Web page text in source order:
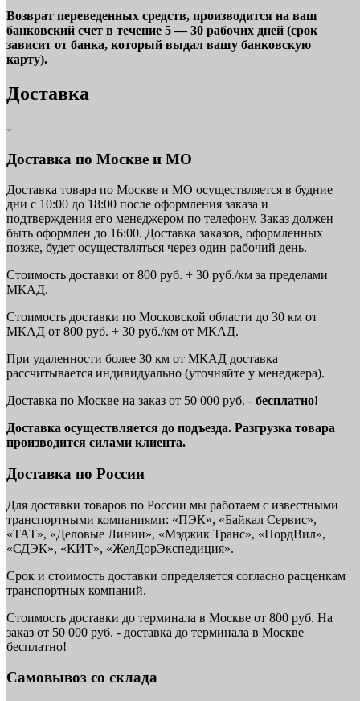
Возврат переведенных средств, производится на ваш
банковский счет в течение 5 — 30 рабочих дней (срок
зависит от банка, который выдал вашу банковскую
карту).
Доставка
Доставка по Москве и МО
Доставка товара по Москве и МО осуществляется в будние
дни с 10:00 до 18:00 после оформления заказа и
подтверждения его менеджером по телефону. Заказ должен
быть оформлен до 16:00. Доставка заказов, оформленных
позже, будет осуществляться через один рабочий день.
Стоимость доставки от 800 руб. + 30 руб./км за пределами
МКАД.
Стоимость доставки по Московской области до 30 км от
МКАД от 800 руб. + 30 руб./км от МКАД.
При удаленности более 30 км от МКАД доставка
рассчитывается индивидуально (уточняйте у менеджера).
Доставка по Москве на заказ от 50 000 руб. - бесплатно!
Доставка осуществляется до подъезда. Разгрузка товара
производится силами клиента.
Доставка по России
Для доставки товаров по России мы работаем с известными
транспортными компаниями: «ПЭК», «Байкал Сервис»,
«ТАТ», «Деловые Линии», «Мэджик Транс», «НордВил»,
«СДЭК», «КИТ», «ЖелДорЭкспедиция».
Срок и стоимость доставки определяется согласно расценкам
транспортных компаний.
Стоимость доставки до терминала в Москве от 800 руб. На
заказ от 50 000 руб. - доставка до терминала в Москве
бесплатно!
Самовывоз со склада